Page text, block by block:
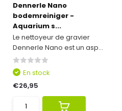
Dennerle Nano
bodemreiniger -
Aquarium s...
Le nettoyeur de gravier
Dennerle Nano est un asp...
En stock
€26,95